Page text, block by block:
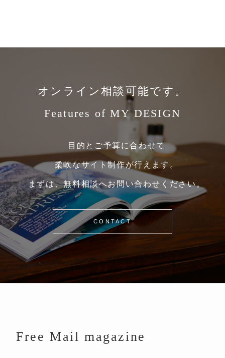
オンライン相談可能です。
Features of MY DESIGN
目的とご予算に合わせて
柔軟なサイト制作が行えます。
まずは、無料相談へお問い合わせください。
CONTACT
Free Mail magazine